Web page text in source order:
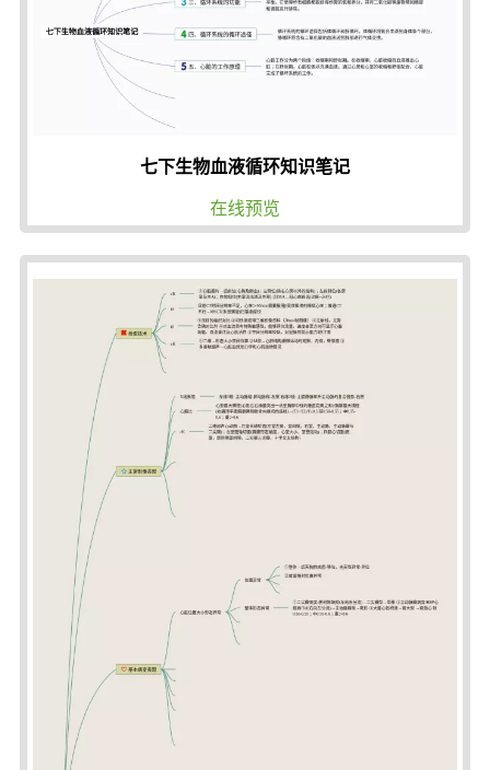
七下生物血液循环知识笔记
在线预览